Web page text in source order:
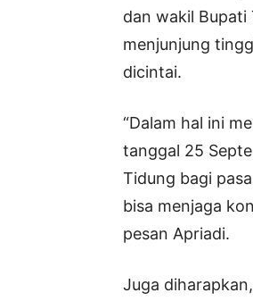
dan wakil Bupati
menjunjung
dicintai.
“Dalam hal ini
tanggal 25
Tidung bagi
bisa menjaga
pesan Apriadi.
Juga